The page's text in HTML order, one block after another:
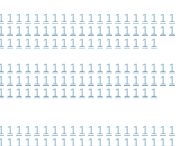
1 1 1 1 1 1 1 1 1 1 1 1 1 1 1 1 1 1 1
1 1 1 1 1 1 1 1 1 1 1 1 1 1 1 1 1 1 1
1 1 1 1 1 1 1 1 1 1 1 1 1 1 1 1 1
1 1 1 1 1 1 1 1 1 1 1 1 1 1 1 1 1 1 1
1 1 1 1 1 1 1 1 1 1 1 1 1 1 1 1 1 1 1
1 1 1 1 1 1 1 1 1 1 1 1 1 1 1 1 1
1 1 1 1 1 1 1 1 1 1 1 1 1 1 1 1 1 1 1
1 1 1 1 1 1 1 1 1 1 1 1 1 1 1 1 1 1 1